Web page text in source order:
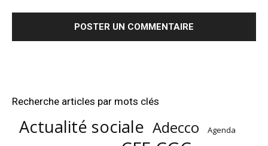
Recherche articles par mots clés
Actualité sociale Adecco Agenda